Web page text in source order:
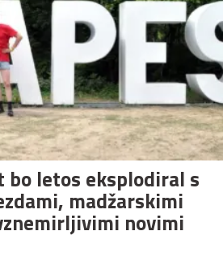
bo letos eksplodiral s
madžarskimi
novimi